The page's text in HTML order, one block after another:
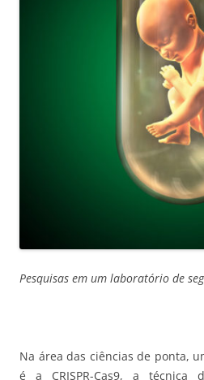
Pesquisas em um laboratório de
Na área das ciências de ponta,
é a CRISPR-Cas9, a técnica